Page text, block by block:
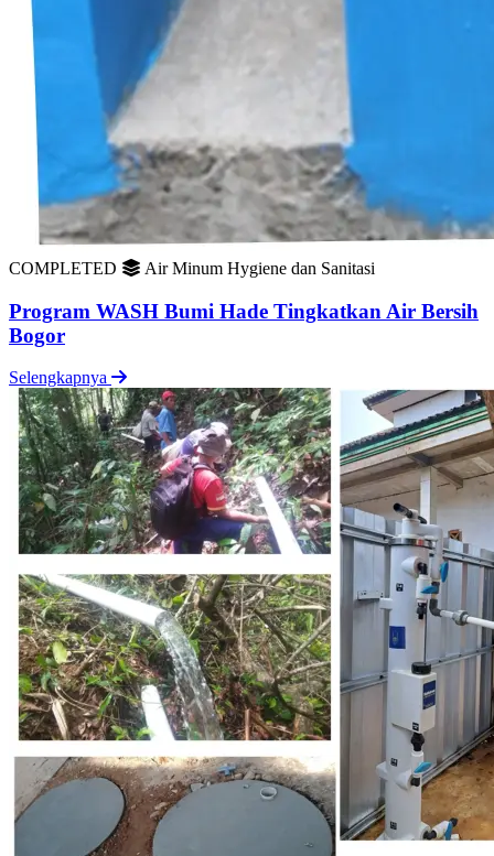
COMPLETED Air Minum Hygiene dan Sanitasi
Program WASH Bumi Hade Tingkatkan Air Bersih
Bogor
Selengkapnya